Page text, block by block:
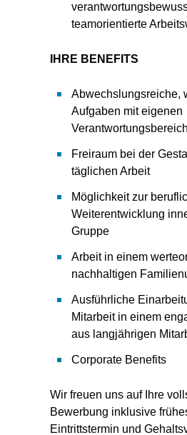
teamorientierte
IHRE BENEFITS
Abwechslungsreiche,
Aufgaben mit eigenen
Freiraum bei der
täglichen Arbeit
Möglichkeit zur
Weiterentwicklung
Gruppe
Arbeit in einem
nachhaltigen
Ausführliche
Mitarbeit in einem
aus langjährigen
Corporate Benefits
Wir freuen uns auf Ihre
Bewerbung inklusive
Eintrittstermin und